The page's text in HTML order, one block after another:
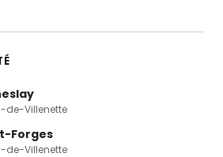
de-Villenette
Forges
de-Villenette